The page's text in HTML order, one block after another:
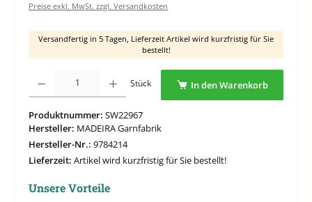
Preise exkl. MwSt. zzgl. Versandkosten
Versandfertig in 5 Tagen, Lieferzeit Artikel wird kurzfristig für Sie
bestellt!
Produkt Anzahl: Gib den gewünschten Wert ein oder benutze die Schaltflächen um
Stück In den Warenkorb
Produktnummer: SW22967
Hersteller: MADEIRA Garnfabrik
Hersteller-Nr.: 9784214
Lieferzeit: Artikel wird kurzfristig für Sie bestellt!
Unsere Vorteile